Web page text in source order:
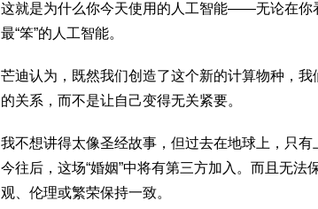
这就是为什么你今天使用的人工智能——无论在
最“笨”的人工智能。
芒迪认为，既然我们创造了这个新的计算物种，
的关系，而不是让自己变得无关紧要。
我不想讲得太像圣经故事，但过去在地球上，只
今往后，这场“婚姻”中将有第三方加入。而且无
观、伦理或繁荣保持一致。